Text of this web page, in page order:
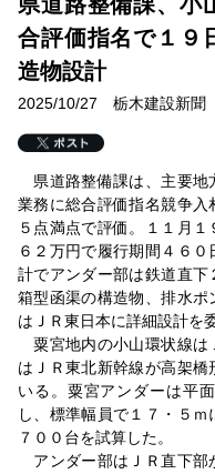
合評価指名で１９
造物設計
2025/10/27 栃木建設新聞
県道路整備課は、主要地
業務に総合評価指名競争入
５点満点で評価。１１月
６２万円で履行期間４６
計でアンダー部は鉄道直下
箱型函渠の構造物、排水
はＪＲ東日本に詳細設計を
粟宮地内の小山環状線は
はＪＲ東北新幹線が高架
いる。粟宮アンダーは平
し、標準幅員で１７・５
７００台を試算した。
アンダー部はＪＲ直下部